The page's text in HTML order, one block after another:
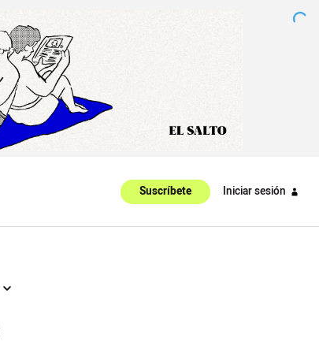
Suscríbete Iniciar sesión